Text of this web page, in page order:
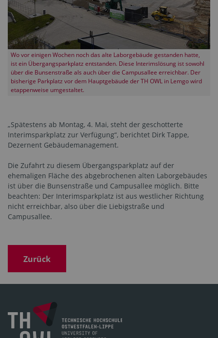
Wo vor einigen Wochen noch das alte Laborgebäude gestanden hatte,
ist ein Übergangsparkplatz entstanden. Diese Interimslösung ist sowohl
über die Bunsenstraße als auch über die Campusallee erreichbar. Der
bisherige Parkplatz vor dem Hauptgebäude der TH OWL in Lemgo wird
etappenweise umgestaltet.
„Spätestens ab Montag, 4. Mai, steht der geschotterte
Interimsparkplatz zur Verfügung“, berichtet Dirk Tappe,
Dezernent Gebäudemanagement.
Die Zufahrt zu diesem Übergangsparkplatz auf der
ehemaligen Fläche des abgebrochenen alten Laborgebäudes
ist über die Bunsenstraße und Campusallee möglich. Bitte
beachten: Der Interimsparkplatz ist aus westlicher Richtung
nicht erreichbar, also über die Liebigstraße und
Campusallee.
Zurück